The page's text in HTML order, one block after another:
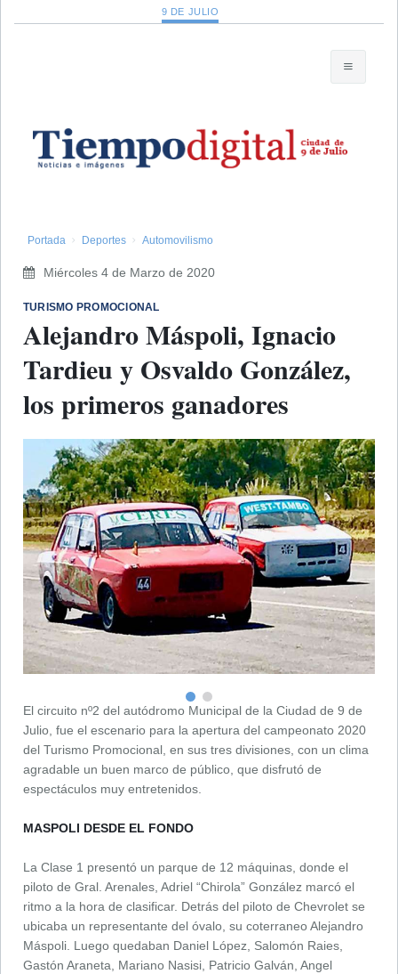
9 DE JULIO
Portada Deportes Automovilismo
Miércoles 4 de Marzo de 2020
TURISMO PROMOCIONAL
Alejandro Máspoli, Ignacio
Tardieu y Osvaldo González,
los primeros ganadores
El circuito nº2 del autódromo Municipal de la Ciudad de 9 de
Julio, fue el escenario para la apertura del campeonato 2020
del Turismo Promocional, en sus tres divisiones, con un clima
agradable un buen marco de público, que disfrutó de
espectáculos muy entretenidos.
MASPOLI DESDE EL FONDO
La Clase 1 presentó un parque de 12 máquinas, donde el
piloto de Gral. Arenales, Adriel “Chirola” González marcó el
ritmo a la hora de clasificar. Detrás del piloto de Chevrolet se
ubicaba un representante del óvalo, su coterraneo Alejandro
Máspoli. Luego quedaban Daniel López, Salomón Raies,
Gastón Araneta, Mariano Nasisi, Patricio Galván, Angel